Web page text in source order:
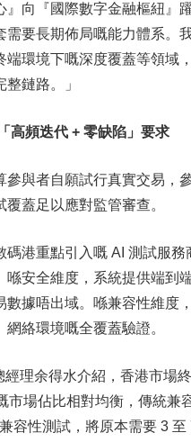
』向『國際數字金融樞紐』
需要長期佈局嘅能力體系。
端環境下嘅深度覆蓋等領域
鏈路。」
高頻迭代 + 零缺陷」要求
參與者自願試行真實交易，
蓋足以應對監管審查。
碼港重點引入嘅 AI 測試服
喺安全維度，系統提供端到
數據唔出域。喺兼容性維度
絡環境嘅全覆蓋驗證。
理余得水介紹，香港市場
市場佔比相對均衡，傳統兼
容性測試，將原本需要 3